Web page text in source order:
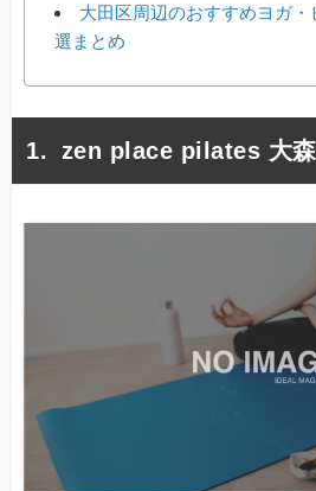
大田区周辺のおすすめヨガ
選まとめ
zen place pilates 大